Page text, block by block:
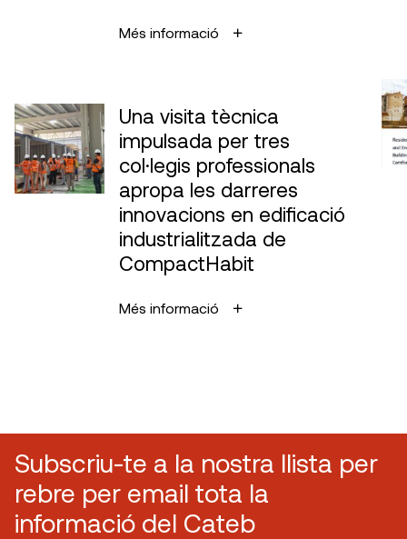
Més informació
Una visita tècnica
impulsada per tres
col·legis professionals
apropa les darreres
innovacions en edificació
industrialitzada de
CompactHabit
Més informació
Subscriu-te a la nostra llista per
rebre per email tota la
informació del Cateb